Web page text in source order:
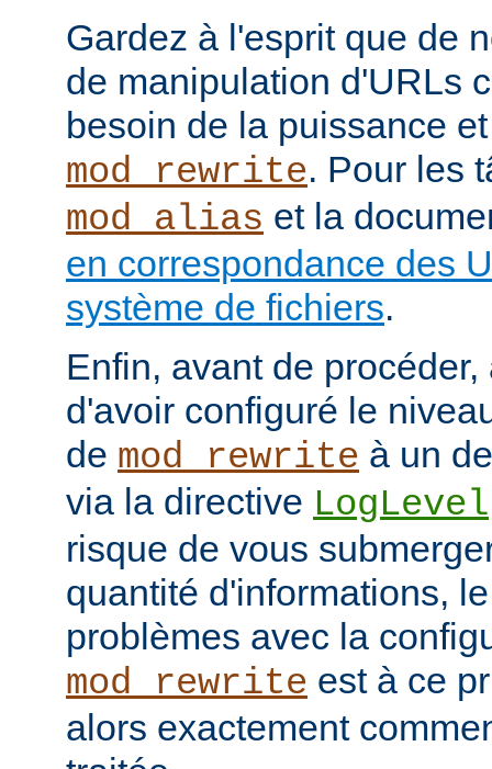
Gardez à l'esprit que de
de manipulation d'URLs
besoin de la puissance
mod_rewrite. Pour les
mod_alias et la
en correspondance des
système de fichiers.
Enfin, avant de
d'avoir configuré le
de mod_rewrite à un
via la directive LogLevel
risque de vous
quantité d'informations,
problèmes avec la
mod_rewrite est à ce
alors exactement